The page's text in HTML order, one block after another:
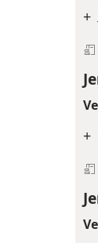
+
+